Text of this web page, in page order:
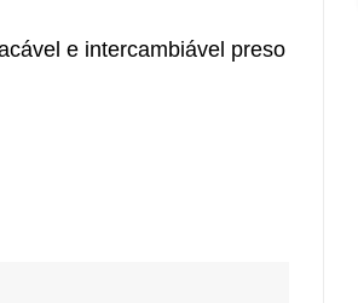
e intercambiável preso